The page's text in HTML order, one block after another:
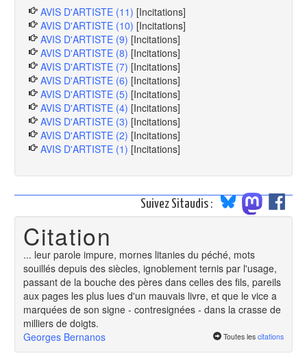
AVIS D'ARTISTE (11) [Incitations]
AVIS D'ARTISTE (10) [Incitations]
AVIS D'ARTISTE (9) [Incitations]
AVIS D'ARTISTE (8) [Incitations]
AVIS D'ARTISTE (7) [Incitations]
AVIS D'ARTISTE (6) [Incitations]
AVIS D'ARTISTE (5) [Incitations]
AVIS D'ARTISTE (4) [Incitations]
AVIS D'ARTISTE (3) [Incitations]
AVIS D'ARTISTE (2) [Incitations]
AVIS D'ARTISTE (1) [Incitations]
Suivez Sitaudis :
Citation
... leur parole impure, mornes litanies du péché, mots
souillés depuis des siècles, ignoblement ternis par l'usage,
passant de la bouche des pères dans celles des fils, pareils
aux pages les plus lues d'un mauvais livre, et que le vice a
marquées de son signe - contresignées - dans la crasse de
milliers de doigts.
Georges Bernanos
Toutes les citations